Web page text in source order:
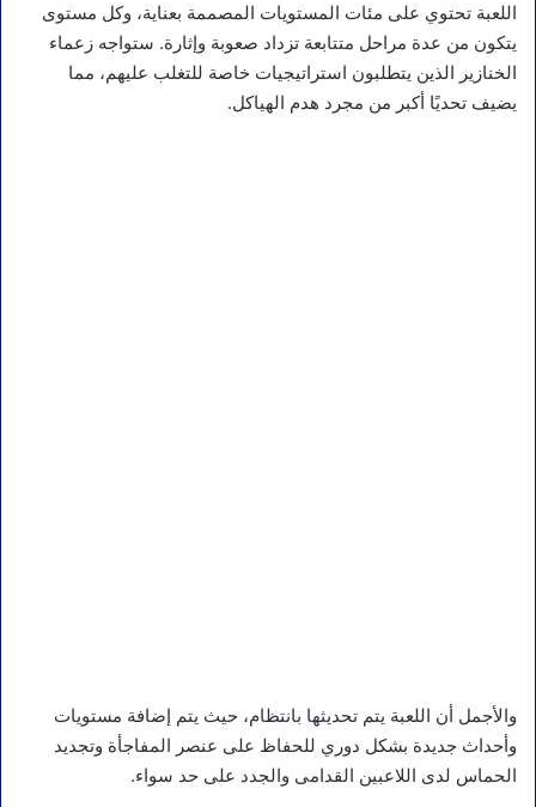
اللعبة تحتوي على مئات المستويات المصممة بعناية، وكل مستوى
يتكون من عدة مراحل متتابعة تزداد صعوبة وإثارة. ستواجه زعماء
الخنازير الذين يتطلبون استراتيجيات خاصة للتغلب عليهم، مما
يضيف تحديًا أكبر من مجرد هدم الهياكل.
والأجمل أن اللعبة يتم تحديثها بانتظام، حيث يتم إضافة مستويات
وأحداث جديدة بشكل دوري للحفاظ على عنصر المفاجأة وتجديد
الحماس لدى اللاعبين القدامى والجدد على حد سواء.